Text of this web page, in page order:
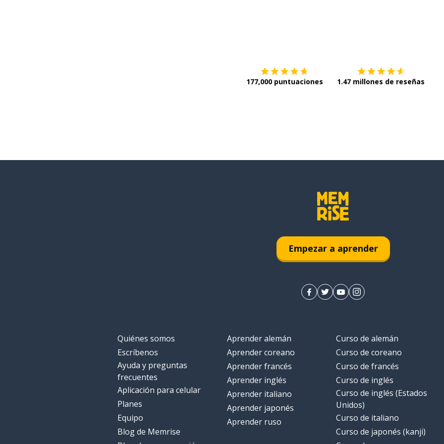
177,000 puntuaciones 1.47 millones de reseñas
Empezar a aprender
Quiénes somos
Escríbenos
Ayuda y preguntas
frecuentes
Aplicación para celular
Planes
Equipo
Blog de Memrise
Aprender alemán
Aprender coreano
Aprender francés
Aprender inglés
Aprender italiano
Aprender japonés
Aprender ruso
Curso de alemán
Curso de coreano
Curso de francés
Curso de inglés
Curso de inglés (Estados
Unidos)
Curso de italiano
Curso de japonés (kanji)